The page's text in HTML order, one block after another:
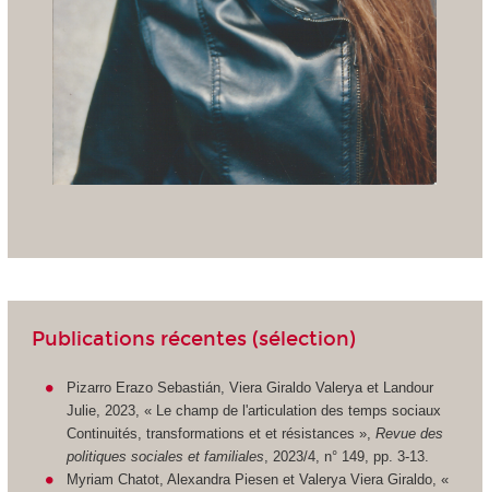
Publications récentes (sélection)
Pizarro Erazo Sebastián, Viera Giraldo Valerya et Landour
Julie, 2023, « Le champ de l'articulation des temps sociaux
Continuités, transformations et et résistances »,Revue des
politiques sociales et familiales , 2023/4, n° 149, pp. 3-13.
Myriam Chatot, Alexandra Piesen et Valerya Viera Giraldo, «